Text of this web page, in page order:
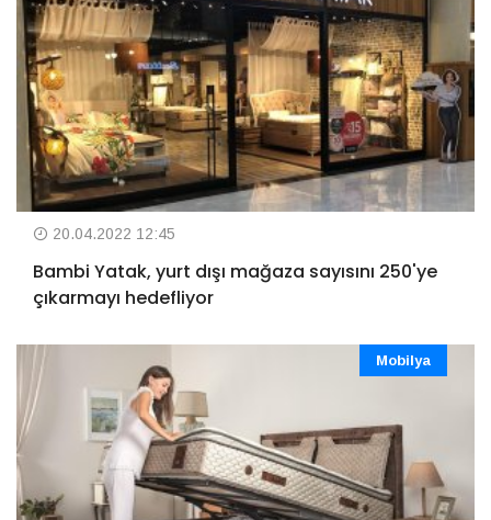
20.04.2022 12:45
Bambi Yatak, yurt dışı mağaza sayısını 250'ye
çıkarmayı hedefliyor
Mobilya